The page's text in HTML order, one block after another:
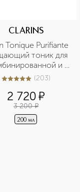
CLARINS
Tonique Purifiante
тоник для
и
жирной кожи
5из 5203 (203)
2 720¤
3 200 ¤
200 мл